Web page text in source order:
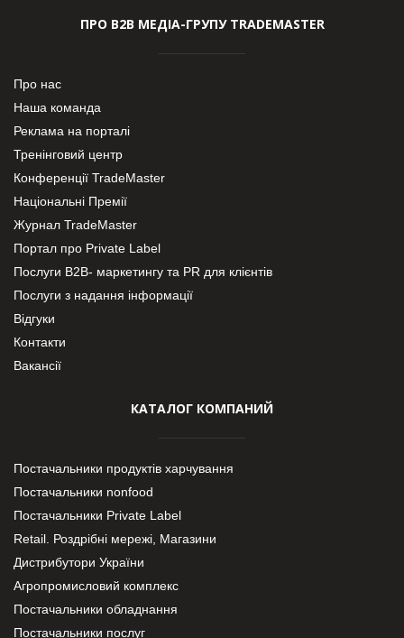
ПРО В2В МЕДІА-ГРУПУ TRADEMASTER
Про нас
Наша команда
Реклама на порталі
Тренінговий центр
Конференції TradeMaster
Національні Премії
Журнал TradeMaster
Портал про Private Label
Послуги В2В- маркетингу та PR для клієнтів
Послуги з надання інформації
Відгуки
Контакти
Вакансії
КАТАЛОГ КОМПАНИЙ
Постачальники продуктів харчування
Постачальники nonfood
Постачальники Private Label
Retail. Роздрібні мережі, Магазини
Дистрибутори України
Агропромисловий комплекс
Постачальники обладнання
Постачальники послуг